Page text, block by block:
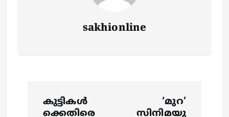
sakhionline
കുട്ടികൾ
ക്കെതിരെ
‘മുറ’
സിനിമയു